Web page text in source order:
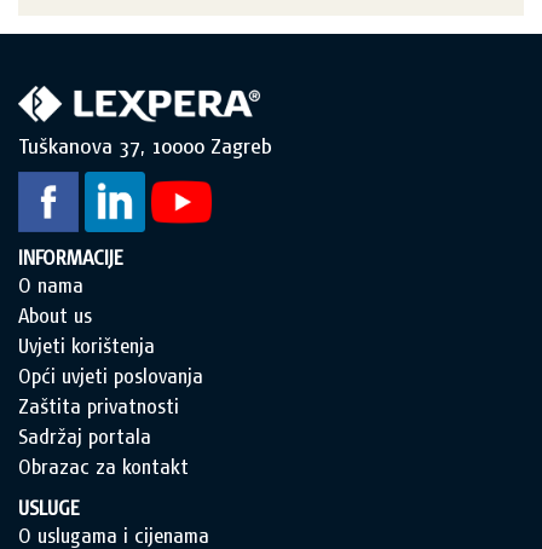
Tuškanova 37, 10000 Zagreb
INFORMACIJE
O nama
About us
Uvjeti korištenja
Opći uvjeti poslovanja
Zaštita privatnosti
Sadržaj portala
Obrazac za kontakt
USLUGE
O uslugama i cijenama